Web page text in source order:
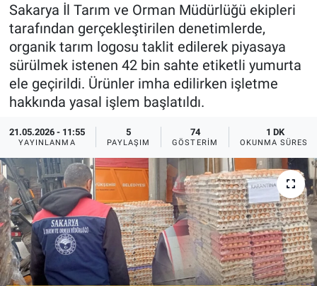
Sakarya İl Tarım ve Orman Müdürlüğü ekipleri
tarafından gerçekleştirilen denetimlerde,
organik tarım logosu taklit edilerek piyasaya
sürülmek istenen 42 bin sahte etiketli yumurta
ele geçirildi. Ürünler imha edilirken işletme
hakkında yasal işlem başlatıldı.
21.05.2026 - 11:55
YAYINLANMA
5
PAYLAŞIM
74
GÖSTERIM
1 DK
OKUNMA SÜRESI